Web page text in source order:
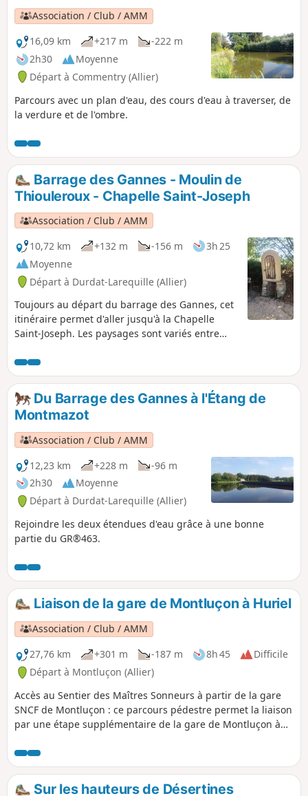
Association / Club / AMM
16,09 km
+217 m
-222 m
2h30
Moyenne
Départ à Commentry (Allier)
Parcours avec un plan d'eau, des cours d'eau à traverser, de
la verdure et de l'ombre.
Barrage des Gannes - Moulin de
Thiouleroux - Chapelle Saint-Joseph
Association / Club / AMM
10,72 km
+132 m -156 m
3h 25
Moyenne
Départ à Durdat-Larequille (Allier)
Toujours au départ du barrage des Gannes, cet
itinéraire permet d'aller jusqu'à la Chapelle
Saint-Joseph. Les paysages sont variés entre
itinéraire est peu ombragé. Il peut être
complété avec l'itinéraire Chapelle Saint-Joseph
- Bois de Tigoulet - Barrage des Gannes, et ainsi
réaliser une boucle de 24 km.
Du Barrage des Gannes à l'Étang de
Montmazot
Association / Club / AMM
12,23 km
+228 m
-96 m
2h30
Moyenne
Départ à Durdat-Larequille (Allier)
Rejoindre les deux étendues d'eau grâce à une bonne
partie du GR®463.
Liaison de la gare de Montluçon à Huriel
Association / Club / AMM
27,76 km
+301 m -187 m 8h 45
Difficile
Départ à Montluçon (Allier)
Accès au Sentier des Maîtres Sonneurs à partir de la gare
SNCF de Montluçon : ce parcours pédestre permet la liaison
par une étape supplémentaire de la gare de Montluçon à
parcours correspond à la 1re étape du GR®100 qui relie
Montluçon à Poitiers.
Sur les hauteurs de Désertines